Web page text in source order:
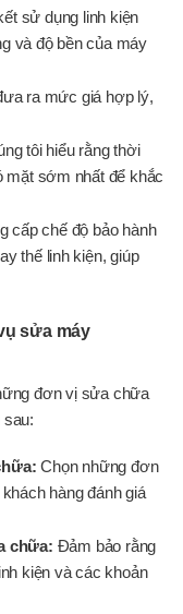
sử dụng linh kiện
và độ bền của máy
ra mức giá hợp lý,
tôi hiểu rằng thời
mặt sớm nhất để khắc
cấp chế độ bảo hành
thế linh kiện, giúp
sửa máy
đơn vị sửa chữa
Chọn những đơn
hàng đánh giá
chữa: Đảm bảo rằng
kiện và các khoản